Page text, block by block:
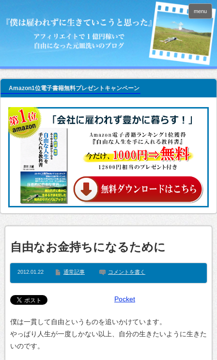
menu
Amazon1位電子書籍無料プレゼントキャンペーン
自由なお金持ちになるために
2012.01.22 通常記事 コメントを書く
Pocket
僕は一貫して自由というものを追いかけています。
やっぱり人生が一度しかない以上、自分の生きたいように生きた
いのです。